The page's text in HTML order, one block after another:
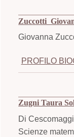
Zuccotti
Giovanna
PROFILO
Zugni Taura
Di
Scienze